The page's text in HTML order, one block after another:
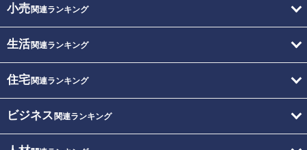
小売関連ランキング
生活関連ランキング
住宅関連ランキング
ビジネス 関連ランキング